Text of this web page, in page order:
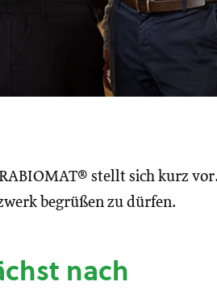
stellt sich kurz
begrüßen zu dürfen.
nach